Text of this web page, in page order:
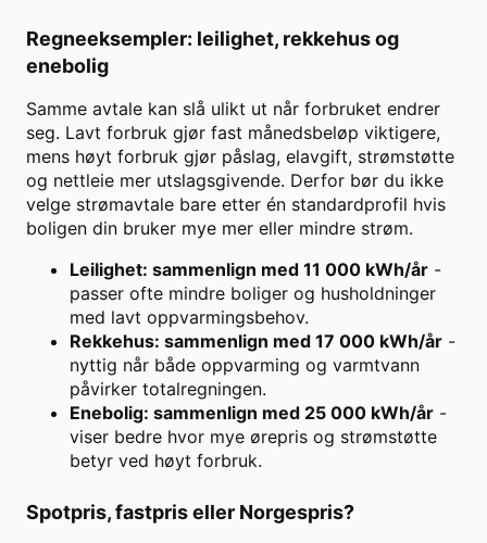
Regneeksempler: leilighet, rekkehus og
enebolig
Samme avtale kan slå ulikt ut når forbruket endrer
seg. Lavt forbruk gjør fast månedsbeløp viktigere,
mens høyt forbruk gjør påslag, elavgift, strømstøtte
og nettleie mer utslagsgivende. Derfor bør du ikke
velge strømavtale bare etter én standardprofil hvis
boligen din bruker mye mer eller mindre strøm.
Leilighet: sammenlign med 11 000 kWh/år -
passer ofte mindre boliger og husholdninger
med lavt oppvarmingsbehov.
Rekkehus: sammenlign med 17 000 kWh/år -
nyttig når både oppvarming og varmtvann
påvirker totalregningen.
Enebolig: sammenlign med 25 000 kWh/år -
viser bedre hvor mye ørepris og strømstøtte
betyr ved høyt forbruk.
Spotpris, fastpris eller Norgespris?